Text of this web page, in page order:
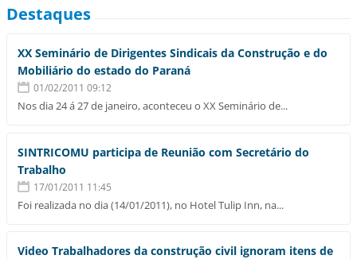
Destaques
XX Seminário de Dirigentes Sindicais da Construção e do
Mobiliário do estado do Paraná
01/02/2011 09:12
Nos dia 24 á 27 de janeiro, aconteceu o XX Seminário de...
SINTRICOMU participa de Reunião com Secretário do
Trabalho
17/01/2011 11:45
Foi realizada no dia (14/01/2011), no Hotel Tulip Inn, na...
Video Trabalhadores da construção civil ignoram itens de